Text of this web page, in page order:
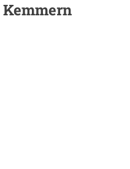
Kemmern